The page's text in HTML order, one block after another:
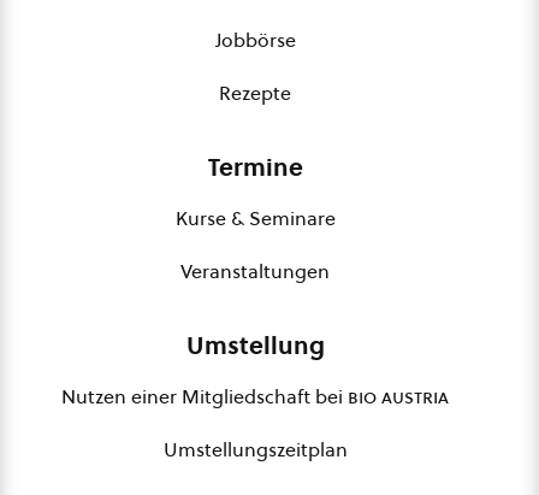
Jobbörse
Rezepte
Termine
Kurse & Seminare
Veranstaltungen
Umstellung
Nutzen einer Mitgliedschaft bei bio austria
Umstellungszeitplan